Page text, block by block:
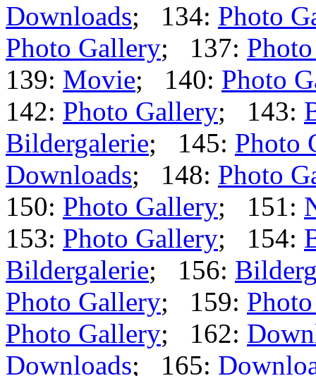
Downloads; 134: Photo
Photo Gallery; 137:
139: Movie; 140: Photo
142: Photo Gallery; 143:
Bildergalerie; 145: Photo
Downloads; 148: Photo
150: Photo Gallery; 151:
153: Photo Gallery; 154:
Bildergalerie; 156:
Photo Gallery; 159:
Photo Gallery; 162:
Downloads; 165: